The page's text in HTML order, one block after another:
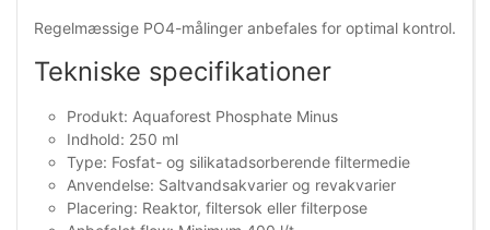
Regelmæssige PO4-målinger anbefales for optimal kontrol.
Tekniske specifikationer
Produkt: Aquaforest Phosphate Minus
Indhold: 250 ml
Type: Fosfat- og silikatadsorberende filtermedie
Anvendelse: Saltvandsakvarier og revakvarier
Placering: Reaktor, filtersok eller filterpose